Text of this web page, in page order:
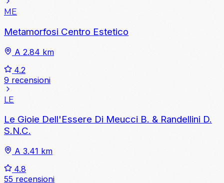
ME
Metamorfosi Centro Estetico
A 2.84 km
4.2
9 recensioni
LE
Le Gioie Dell'Essere Di Meucci B. & Randellini D.
S.N.C.
A 3.41 km
4.8
55 recensioni